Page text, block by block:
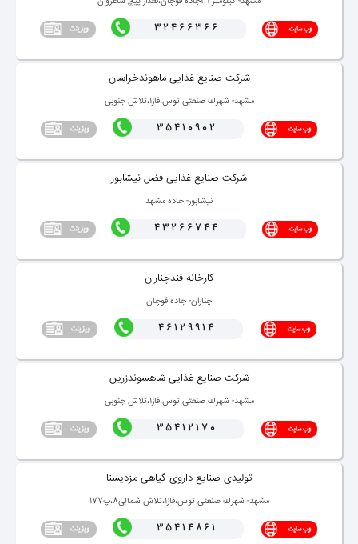
32466366
شركت صنایع غذایی ماهوندخراسان
مشهد- شهرك صنعتی توس،فاز1،تلاش جنوبی
35410902
شركت صنایع غذایی فضل نیشابور
نیشابور- جاده مشهد
43266744
كارخانه قندچناران
چناران- جاده قوچان
46129914
شركت صنایع غذایی شاهسوندزرین
مشهد- شهرك صنعتی توس،فاز1،تلاش جنوبی
35412170
تولیدی صنایع داروی گیاهی مزدیسنا
مشهد- شهرك صنعتی توس،فاز1،تلاش شمالی8،پ177
35414861